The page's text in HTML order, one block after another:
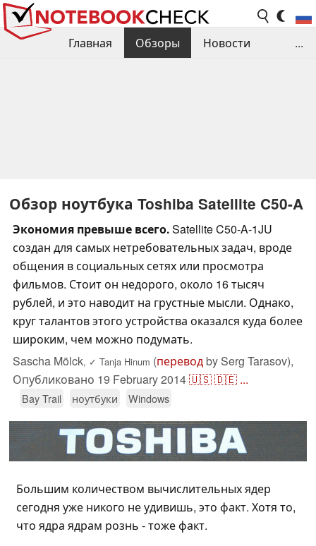
Главная Обзоры
Новости
...
Обзор ноутбука Toshiba Satellite C50-A
Экономия превыше всего.Satellite C50-A-1JU
создан для самых нетребовательных задач, вроде
общения в социальных сетях или просмотра
фильмов. Стоит он недорого, около 16 тысяч
рублей, и это наводит на грустные мысли. Однако,
круг талантов этого устройства оказался куда более
широким, чем можно подумать.
Sascha Mölck, ✓ Tanja Hinum (переводby Serg Tarasov),
Опубликовано 19 February 2014🇺🇸🇩🇪 ...
Bay Trail ноутбуки Windows
Большим количеством вычислительных ядер
сегодня уже никого не удивишь, это факт. Хотя то,
что ядра ядрам рознь - тоже факт.